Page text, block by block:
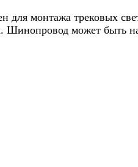
для монтажа трековых
Шинопровод может быть